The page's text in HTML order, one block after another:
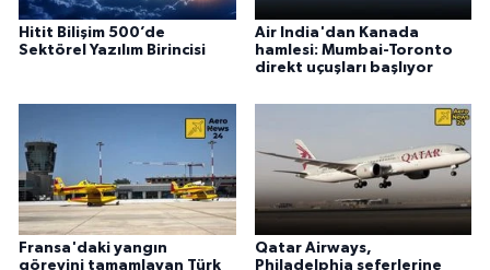
Hitit Bilişim 500’de
Sektörel Yazılım Birincisi
Air India'dan Kanada
hamlesi: Mumbai-Toronto
direkt uçuşları başlıyor
Fransa'daki yangın
görevini tamamlayan Türk
Qatar Airways,
Philadelphia seferlerine